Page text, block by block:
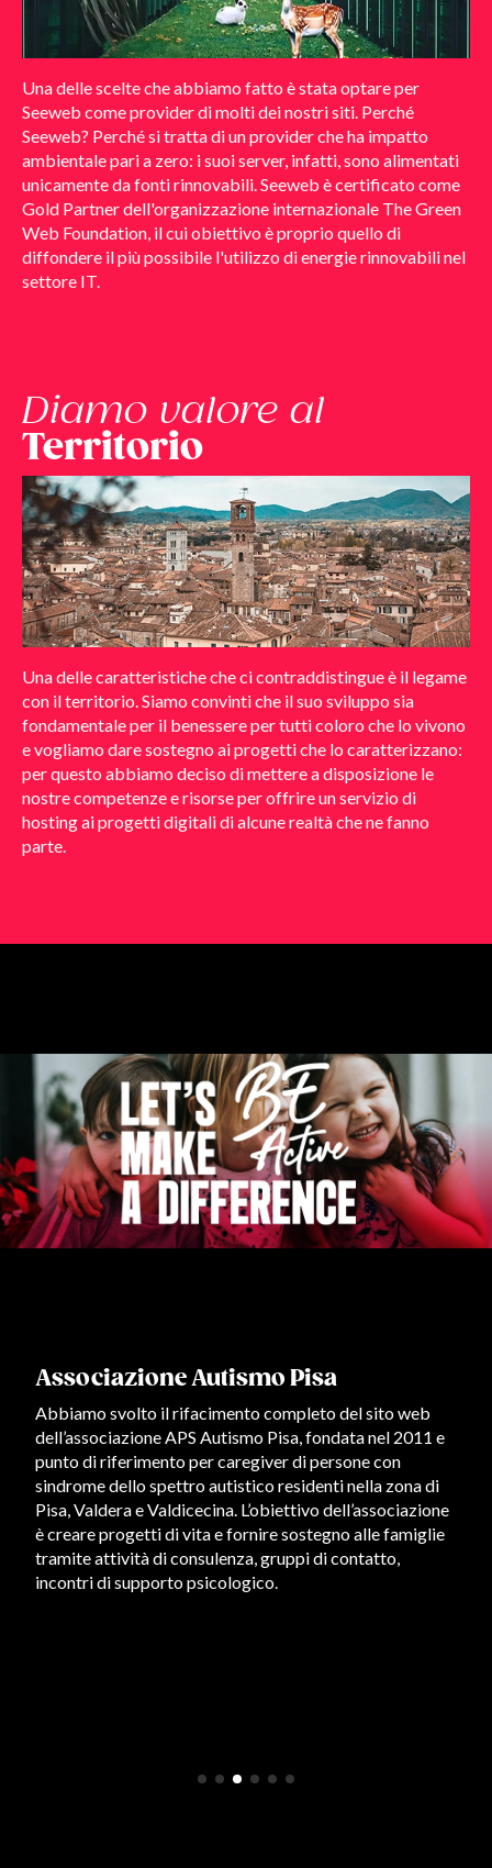
Una delle scelte che abbiamo fatto è stata optare per
Seeweb come provider di molti dei nostri siti. Perché
Seeweb? Perché si tratta di un provider che ha impatto
ambientale pari a zero: i suoi server, infatti, sono alimentati
unicamente da fonti rinnovabili. Seeweb è certificato come
Gold Partner dell'organizzazione internazionale The Green
Web Foundation, il cui obiettivo è proprio quello di
diffondere il più possibile l'utilizzo di energie rinnovabili nel
settore IT.
Diamo valore al
Territorio
Una delle caratteristiche che ci contraddistingue è il legame
con il territorio. Siamo convinti che il suo sviluppo sia
fondamentale per il benessere per tutti coloro che lo vivono
e vogliamo dare sostegno ai progetti che lo caratterizzano:
per questo abbiamo deciso di mettere a disposizione le
nostre competenze e risorse per offrire un servizio di
hosting ai progetti digitali di alcune realtà che ne fanno
parte.
Associazione Autismo Pisa
Abbiamo svolto il rifacimento completo del sito web
dell’associazione APS Autismo Pisa, fondata nel 2011 e
punto di riferimento per caregiver di persone con
sindrome dello spettro autistico residenti nella zona di
Pisa, Valdera e Valdicecina. L’obiettivo dell’associazione
è creare progetti di vita e fornire sostegno alle famiglie
tramite attività di consulenza, gruppi di contatto,
incontri di supporto psicologico.